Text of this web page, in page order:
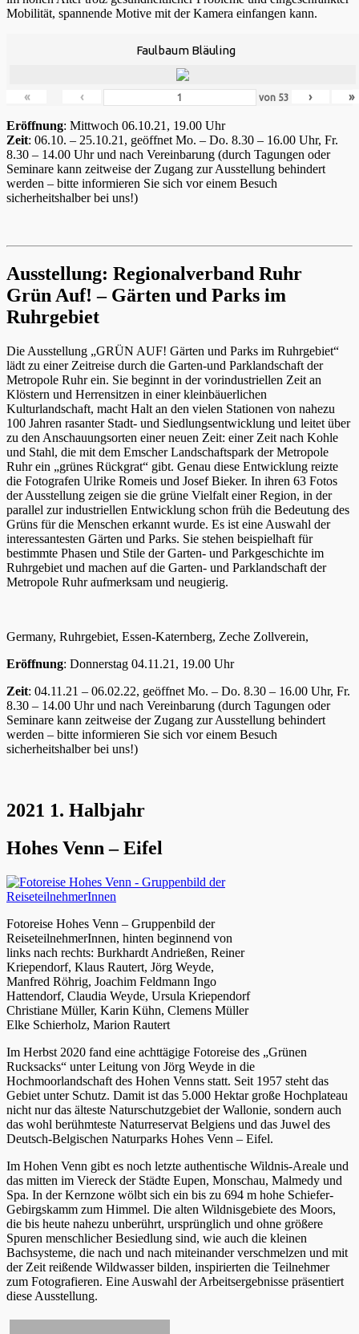
Mobilität, spannende Motive mit der Kamera einfangen kann.
Faulbaum Bläuling
« ‹ von 53 › »
Eröffnung: Mittwoch 06.10.21, 19.00 Uhr
Zeit: 06.10. – 25.10.21, geöffnet Mo. – Do. 8.30 – 16.00 Uhr, Fr.
8.30 – 14.00 Uhr und nach Vereinbarung (durch Tagungen oder
Seminare kann zeitweise der Zugang zur Ausstellung behindert
werden – bitte informieren Sie sich vor einem Besuch
sicherheitshalber bei uns!)
Ausstellung: Regionalverband Ruhr
Grün Auf! – Gärten und Parks im
Ruhrgebiet
Die Ausstellung „GRÜN AUF! Gärten und Parks im Ruhrgebiet“
lädt zu einer Zeitreise durch die Garten-und Parklandschaft der
Metropole Ruhr ein. Sie beginnt in der vorindustriellen Zeit an
Klöstern und Herrensitzen in einer kleinbäuerlichen
Kulturlandschaft, macht Halt an den vielen Stationen von nahezu
100 Jahren rasanter Stadt- und Siedlungsentwicklung und leitet über
zu den Anschauungsorten einer neuen Zeit: einer Zeit nach Kohle
und Stahl, die mit dem Emscher Landschaftspark der Metropole
Ruhr ein „grünes Rückgrat“ gibt. Genau diese Entwicklung reizte
die Fotografen Ulrike Romeis und Josef Bieker. In ihren 63 Fotos
der Ausstellung zeigen sie die grüne Vielfalt einer Region, in der
parallel zur industriellen Entwicklung schon früh die Bedeutung des
Grüns für die Menschen erkannt wurde. Es ist eine Auswahl der
interessantesten Gärten und Parks. Sie stehen beispielhaft für
bestimmte Phasen und Stile der Garten- und Parkgeschichte im
Ruhrgebiet und machen auf die Garten- und Parklandschaft der
Metropole Ruhr aufmerksam und neugierig.
Germany, Ruhrgebiet, Essen-Katernberg, Zeche Zollverein,
Eröffnung: Donnerstag 04.11.21, 19.00 Uhr
Zeit: 04.11.21 – 06.02.22, geöffnet Mo. – Do. 8.30 – 16.00 Uhr, Fr.
8.30 – 14.00 Uhr und nach Vereinbarung (durch Tagungen oder
Seminare kann zeitweise der Zugang zur Ausstellung behindert
werden – bitte informieren Sie sich vor einem Besuch
sicherheitshalber bei uns!)
2021 1. Halbjahr
Hohes Venn – Eifel
Fotoreise Hohes Venn – Gruppenbild der
ReiseteilnehmerInnen, hinten beginnend von
links nach rechts: Burkhardt Andrießen, Reiner
Kriependorf, Klaus Rautert, Jörg Weyde,
Manfred Röhrig, Joachim Feldmann Ingo
Hattendorf, Claudia Weyde, Ursula Kriependorf
Christiane Müller, Karin Kühn, Clemens Müller
Elke Schierholz, Marion Rautert
Im Herbst 2020 fand eine achttägige Fotoreise des „Grünen
Rucksacks“ unter Leitung von Jörg Weyde in die
Hochmoorlandschaft des Hohen Venns statt. Seit 1957 steht das
Gebiet unter Schutz. Damit ist das 5.000 Hektar große Hochplateau
nicht nur das älteste Naturschutzgebiet der Wallonie, sondern auch
das wohl berühmteste Naturreservat Belgiens und das Juwel des
Deutsch-Belgischen Naturparks Hohes Venn – Eifel.
Im Hohen Venn gibt es noch letzte authentische Wildnis-Areale und
das mitten im Viereck der Städte Eupen, Monschau, Malmedy und
Spa. In der Kernzone wölbt sich ein bis zu 694 m hohe Schiefer-
Gebirgskamm zum Himmel. Die alten Wildnisgebiete des Moors,
die bis heute nahezu unberührt, ursprünglich und ohne größere
Spuren menschlicher Besiedlung sind, wie auch die kleinen
Bachsysteme, die nach und nach miteinander verschmelzen und mit
der Zeit reißende Wildwasser bilden, inspirierten die Teilnehmer
zum Fotografieren. Eine Auswahl der Arbeitsergebnisse präsentiert
diese Ausstellung.